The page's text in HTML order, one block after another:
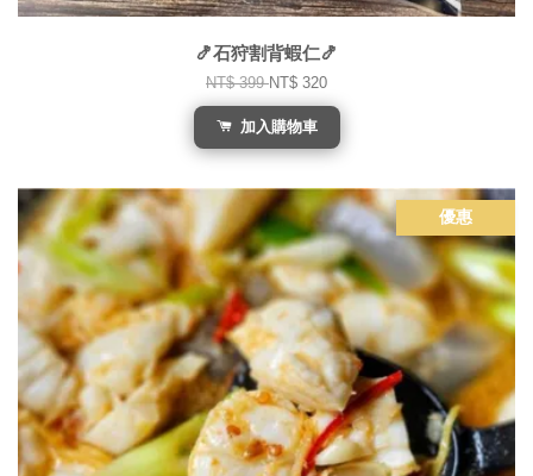
🍤石狩割背蝦仁🍤
NT$ 399NT$ 320
加入購物車
優惠